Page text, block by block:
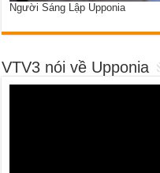
Người Sáng Lập Upponia
VTV3 nói về Upponia